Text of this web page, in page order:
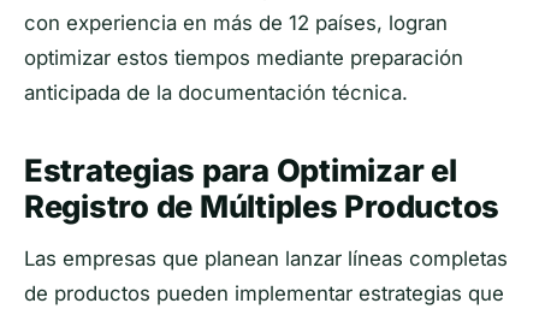
con experiencia en más de 12 países, logran
optimizar estos tiempos mediante preparación
anticipada de la documentación técnica.
Estrategias para Optimizar el
Registro de Múltiples Productos
Las empresas que planean lanzar líneas completas
de productos pueden implementar estrategias que